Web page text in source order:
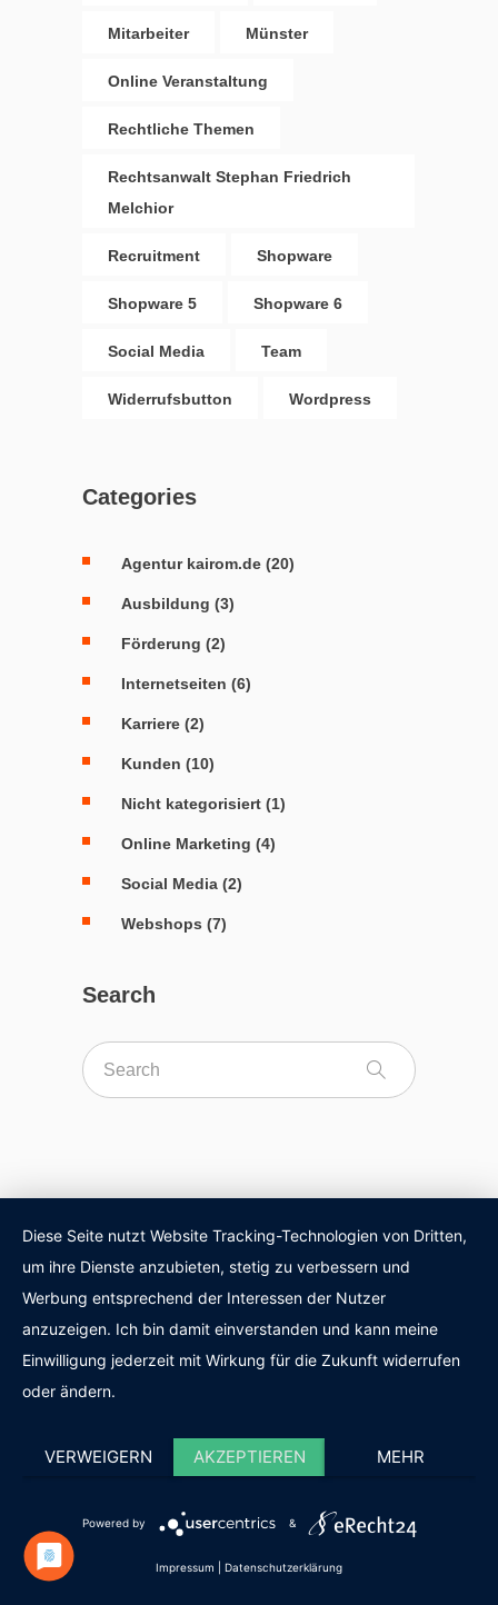
Mitarbeiter Münster
Online Veranstaltung
Rechtliche Themen
Rechtsanwalt Stephan Friedrich
Melchior
Recruitment Shopware
Shopware 5 Shopware 6
Social Media Team
Widerrufsbutton Wordpress
Categories
Agentur kairom.de (20)
Ausbildung (3)
Förderung (2)
Internetseiten (6)
Karriere (2)
Kunden (10)
Nicht kategorisiert (1)
Online Marketing (4)
Social Media (2)
Webshops (7)
Search
IMPRESSUM
DATENSCHUTZ
Diese Seite nutzt Website Tracking-Technologien von Dritten,
um ihre Dienste anzubieten, stetig zu verbessern und
Werbung entsprechend der Interessen der Nutzer
anzuzeigen. Ich bin damit einverstanden und kann meine
Einwilligung jederzeit mit Wirkung für die Zukunft widerrufen
oder ändern.
VERWEIGERN AKZEPTIEREN MEHR
Powered by &
Impressum Datenschutzerklärung